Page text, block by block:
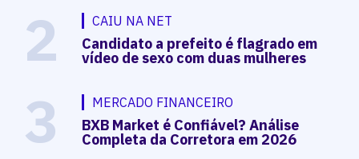
2 CAIU NA NET
Candidato a prefeito é flagrado em
vídeo de sexo com duas mulheres
3 MERCADO FINANCEIRO
BXB Market é Confiável? Análise
Completa da Corretora em 2026